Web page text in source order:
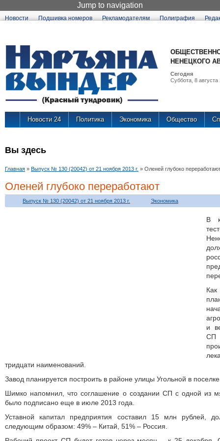
Jump to navigation
Новости Подшивка номеров Рекламодателям Полиграфия
НЕНЕЦКОГО
Сегодня
Суббота, 8 августа
Новости 24 Политика Экономика Общество
Вы здесь
Главная » Выпуск № 130 (20042) от 21 ноября 2013 г. » Оленей глубоко
Оленей глубоко переработают
Выпуск № 130 (20042) от 21 ноября 2013 г. Экономика
В
и
СП
тридцати наименований.
Завод планируется построить в районе улицы Угольной в
Шимко напомнил, что соглашение о создании СП с одной из
было подписано еще в июле 2013 года.
Уставной капитал предприятия составил 15 млн рублей,
следующим образом: 49% – Китай, 51% – Россия.